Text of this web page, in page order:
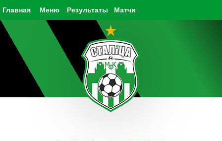
Главная Результаты Матчи
Меню